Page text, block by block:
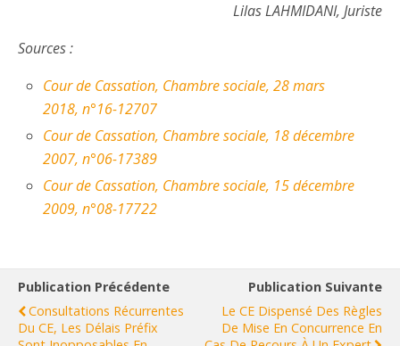
Lilas LAHMIDANI, Juriste
Sources :
Cour de Cassation, Chambre sociale, 28 mars
2018, n°16-12707
Cour de Cassation, Chambre sociale, 18 décembre
2007, n°06-17389
Cour de Cassation, Chambre sociale, 15 décembre
2009, n°08-17722
Publication Précédente
Consultations Récurrentes
Du CE, Les Délais Préfix
Publication Suivante
Le CE Dispensé Des Règles
De Mise En Concurrence En